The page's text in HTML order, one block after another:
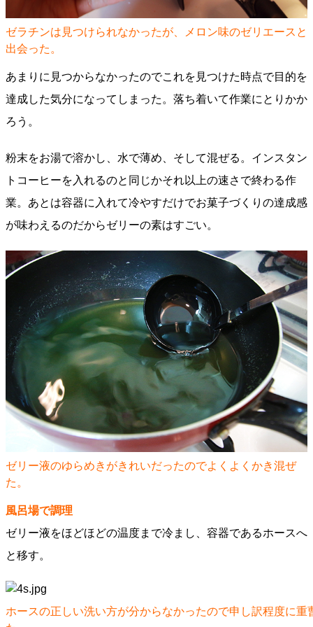
ゼラチンは見つけられなかったが、メロン味のゼリエースと
出会った。
あまりに見つからなかったのでこれを見つけた時点で目的を
達成した気分になってしまった。落ち着いて作業にとりかか
ろう。
粉末をお湯で溶かし、水で薄め、そして混ぜる。インスタン
トコーヒーを入れるのと同じかそれ以上の速さで終わる作
業。あとは容器に入れて冷やすだけでお菓子づくりの達成感
が味わえるのだからゼリーの素はすごい。
ゼリー液のゆらめきがきれいだったのでよくよくかき混ぜ
た。
風呂場で調理
ゼリー液をほどほどの温度まで冷まし、容器であるホースへ
と移す。
ホースの正しい洗い方が分からなかったので申し訳程度に重